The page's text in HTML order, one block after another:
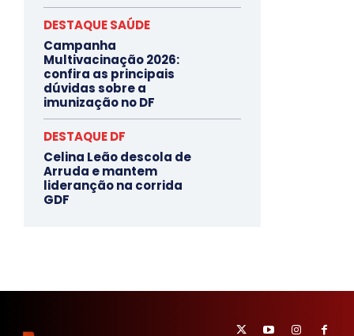
DESTAQUE SAÚDE
Campanha
Multivacinação 2026:
confira as principais
dúvidas sobre a
imunização no DF
DESTAQUE DF
Celina Leão descola de
Arruda e mantem
lideranção na corrida
GDF